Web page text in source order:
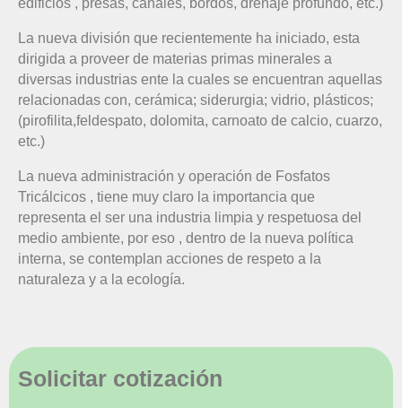
edificios , presas, canales, bordos, drenaje profundo, etc.)
La nueva división que recientemente ha iniciado, esta
dirigida a proveer de materias primas minerales a
diversas industrias ente la cuales se encuentran aquellas
relacionadas con, cerámica; siderurgia; vidrio, plásticos;
(pirofilita,feldespato, dolomita, carnoato de calcio, cuarzo,
etc.)
La nueva administración y operación de Fosfatos
Tricálcicos , tiene muy claro la importancia que
representa el ser una industria limpia y respetuosa del
medio ambiente, por eso , dentro de la nueva política
interna, se contemplan acciones de respeto a la
naturaleza y a la ecología.
Solicitar cotización